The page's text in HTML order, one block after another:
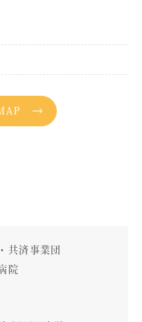
共済事業団
院